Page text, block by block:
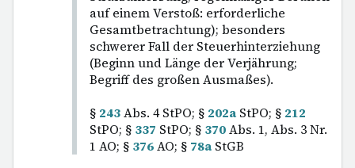
auf einem Verstoß: erforderliche
Gesamtbetrachtung); besonders
schwerer Fall der Steuerhinterziehung
(Beginn und Länge der Verjährung;
Begriff des großen Ausmaßes).
§ 243Abs. 4 StPO; § 202a StPO; § 212
StPO; § 337 StPO; § 370Abs. 1, Abs. 3 Nr.
1 AO; § 376AO; § 78a StGB